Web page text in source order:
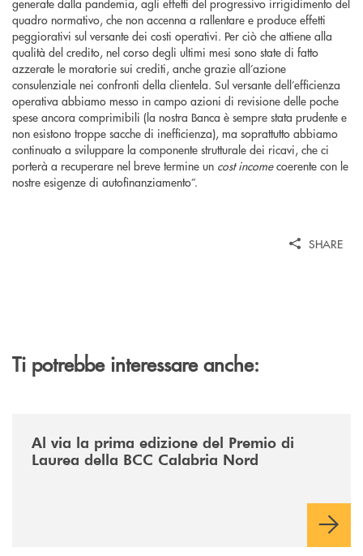
generate dalla pandemia, agli effetti del progressivo irrigidimento del
quadro normativo, che non accenna a rallentare e produce effetti
peggiorativi sul versante dei costi operativi. Per ciò che attiene alla
qualità del credito, nel corso degli ultimi mesi sono state di fatto
azzerate le moratorie sui crediti, anche grazie all’azione
consulenziale nei confronti della clientela. Sul versante dell’efficienza
operativa abbiamo messo in campo azioni di revisione delle poche
spese ancora comprimibili (la nostra Banca è sempre stata prudente e
non esistono troppe sacche di inefficienza), ma soprattutto abbiamo
continuato a sviluppare la componente strutturale dei ricavi, che ci
porterà a recuperare nel breve termine un cost incomecoerente con le
nostre esigenze di autofinanziamento”.
SHARE
Ti potrebbe interessare anche:
Al via la prima edizione del Premio di
Laurea della BCC Calabria Nord